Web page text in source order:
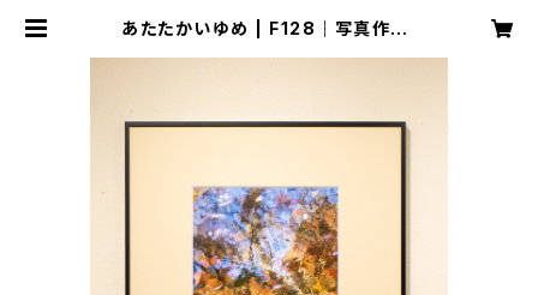
あたたかいゆめ | F128｜写真作品,